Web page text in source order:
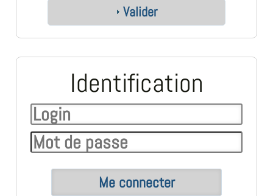
Valider
Identification